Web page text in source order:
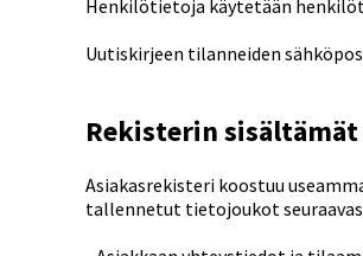
Henkilötietoja käytetään
Uutiskirjeen tilanneiden
Rekisterin
Asiakasrekisteri koostuu
tallennetut tietojoukot